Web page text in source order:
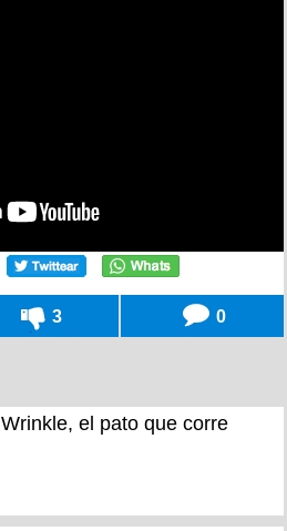
3 0
Wrinkle, el pato que corre